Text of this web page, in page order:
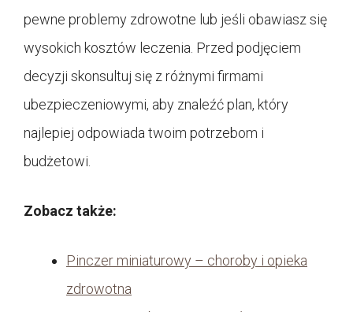
pewne problemy zdrowotne lub jeśli obawiasz się
wysokich kosztów leczenia. Przed podjęciem
decyzji skonsultuj się z różnymi firmami
ubezpieczeniowymi, aby znaleźć plan, który
najlepiej odpowiada twoim potrzebom i
budżetowi.
Zobacz także:
Pinczer miniaturowy – choroby i opieka
zdrowotna